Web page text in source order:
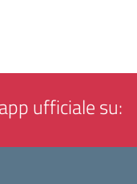
ufficiale su: